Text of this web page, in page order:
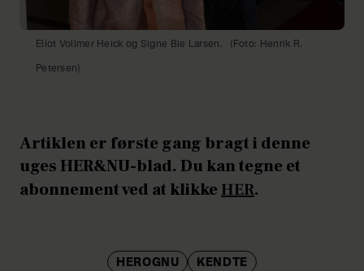
Eliot Vollmer Heick og Signe Bie Larsen. (Foto: Henrik R.
Petersen)
Artiklen er første gang bragt i denne
uges HER&NU-blad. Du kan tegne et
abonnement ved at klikkeHER.
HEROGNU KENDTE